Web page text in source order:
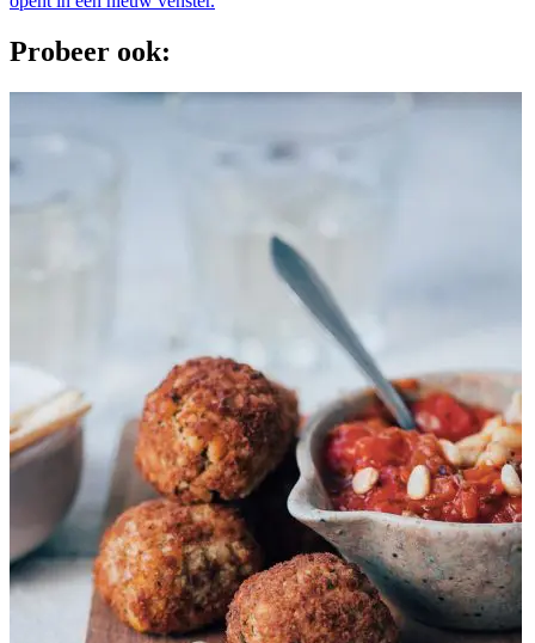
Probeer ook: